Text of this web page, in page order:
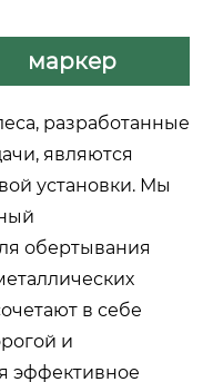
маркер
разработанные
являются
установки. Мы
обертывания
в себе
и
эффективное